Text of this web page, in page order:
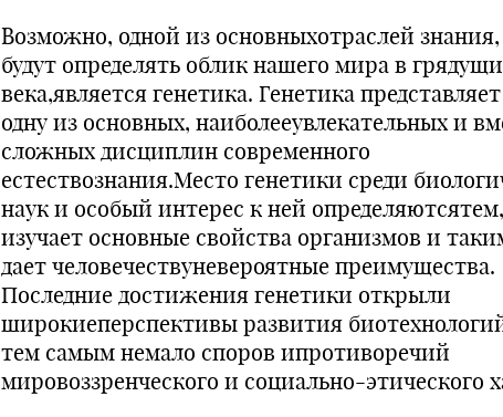
Возможно, одной из основныхотраслей
будут определять облик нашего мира в
века,является генетика. Генетика
одну из основных, наиболееувлекательных и
сложных дисциплин современного
естествознания.Место генетики среди
наук и особый интерес к ней
изучает основные свойства организмов и
дает человечествуневероятные преимущества.
Последние достижения генетики открыли
широкиеперспективы развития
тем самым немало споров ипротиворечий
мировоззренческого и социально-этического